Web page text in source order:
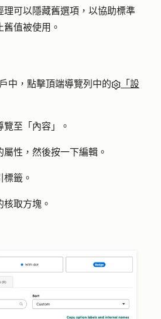
理可以隱藏舊選項，以協助標準
值被使用。
中，點擊頂端導覽列中的
「設
覽至「內容 」。
屬性，然後按一下編輯 。
標籤。
核取方塊 。